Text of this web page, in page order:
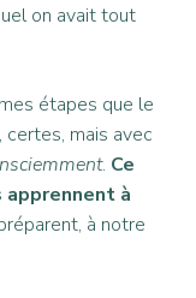
on avait tout
étapes que le
mais avec
. Ce
à
à notre